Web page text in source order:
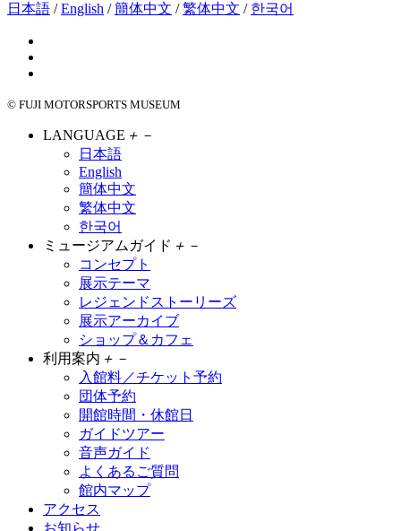
日本語 /English /簡体中文 /繁体中文 / 한국어
© FUJI MOTORSPORTS MUSEUM
LANGUAGE ＋ －
日本語
English
簡体中文
繁体中文
한국어
ミュージアムガイド ＋ －
コンセプト
展示テーマ
レジェンドストーリーズ
展示アーカイブ
ショップ＆カフェ
利用案内 ＋ －
入館料／チケット予約
団体予約
開館時間・休館日
ガイドツアー
音声ガイド
よくあるご質問
館内マップ
アクセス